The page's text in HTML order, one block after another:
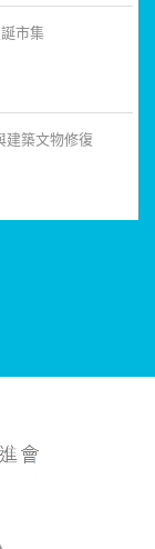
誕市集
建築文物修復